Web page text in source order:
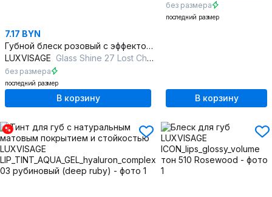
7.17 BYN
Губной блеск розовый с эффектом дополнительного объема
LUXVISAGE Glass Shine 27 Lost Cherry
без размера
последний размер
В корзину
без размера
последний размер
В корзину
%